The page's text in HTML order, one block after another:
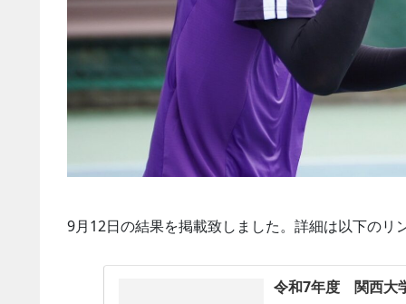
9月12日の結果を掲載致しました。詳細は以下のリ
令和7年度 関西大